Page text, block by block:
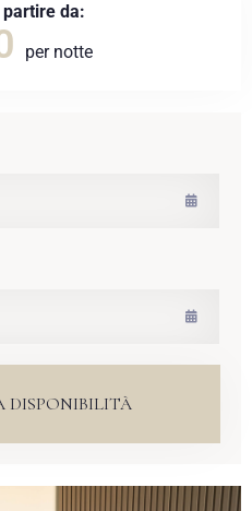
partire da:
per notte